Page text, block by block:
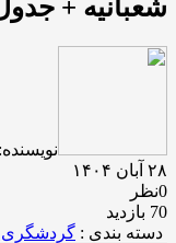
شعبانیه +
نویسنده:
۲۸ آبان ۱۴۰۴
0نظر
70 بازدید
دسته بندی : گردشگری